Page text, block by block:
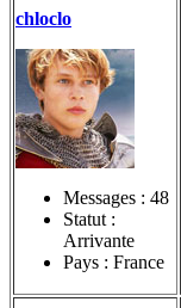
chloclo
Messages : 48
Statut :
Arrivante
Pays : France